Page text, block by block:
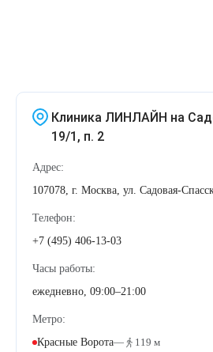
Клиника ЛИНЛАЙН на
19/1, п. 2
Адрес:
107078, г. Москва, ул. Садовая-
Телефон:
+7 (495) 406-13-03
Часы работы:
ежедневно, 09:00–21:00
Метро:
Красные Ворота—
119 м
Удаление веснушек
Удаление винного пятна
Лечение псориаза
Лазерный пилинг
Лазерное удаление рубцов
Удалить рубцы
Молодую и увлажнённую кожу
Вылечить расширенные поры
Избавиться от комедонов на лице
Избавиться от пигментных пятен на